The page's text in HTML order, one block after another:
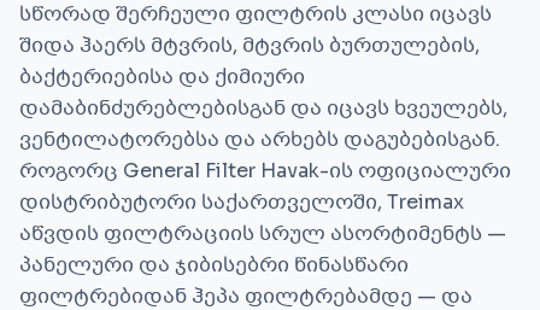
სწორად შერჩეული ფილტრის კლასი იცავს
შიდა ჰაერს მტვრის, მტვრის ბურთულების,
ბაქტერიებისა და ქიმიური
დამაბინძურებლებისგან და იცავს ხვეულებს,
ვენტილატორებსა და არხებს დაგუბებისგან.
როგორც General Filter Havak-ის ოფიციალური
დისტრიბუტორი საქართველოში, Treimax
აწვდის ფილტრაციის სრულ ასორტიმენტს —
პანელური და ჯიბისებრი წინასწარი
ფილტრებიდან ჰეპა ფილტრებამდე — და